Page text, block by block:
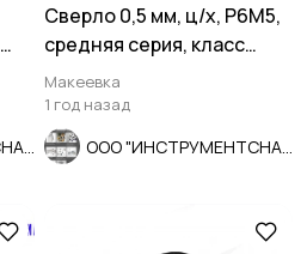
Сверло 0,5 мм, ц/х, Р6М5,
средняя серия, класс
точности А1, 22/6 мм.
Макеевка
1 год назад